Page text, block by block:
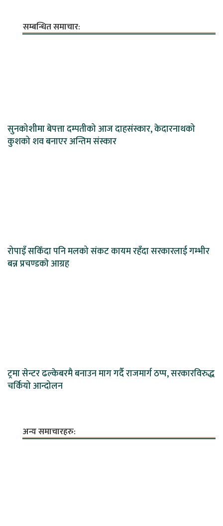
सम्बन्धित समाचार:
सुनकोशीमा बेपत्ता दम्पतीको आज दाहसंस्कार, केदारनाथको
कुशको शव बनाएर अन्तिम संस्कार
रोपाइँ सकिँदा पनि मलको संकट कायम रहँदा सरकारलाई गम्भीर
बन्न प्रचण्डकाे आग्रह
ट्रमा सेन्टर ढल्केबरमै बनाउन माग गर्दै राजमार्ग ठप्प, सरकारविरुद्ध
चर्कियो आन्दोलन
अन्य समाचारहरु: